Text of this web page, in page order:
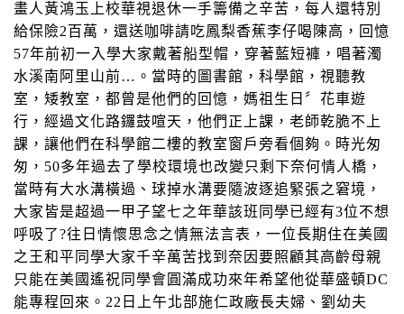
畫人黃鴻玉上校華視退休一手籌備之辛苦，每人還特別
給保險2百萬，還送咖啡請吃鳳梨香蕉李仔喝陳高，回憶
57年前初一入學大家戴著船型帽，穿著藍短褲，唱著濁
水溪南阿里山前… 。當時的圖書館，科學館，視聽教
室，矮教室，都曾是他們的回憶，媽祖生日〞花車遊
行，經過文化路鑼鼓喧天，他們正上課，老師乾脆不上
課，讓他們在科學館二樓的教室窗戶旁看個夠。時光匆
匆， 50多年過去了學校環境也改變只剩下奈何情人橋，
當時有大水溝橫過、球掉水溝要隨波逐追緊張之窘境，
大家皆是超過一甲子望七之年華該班同學已經有3位不想
呼吸了?往日情懷思念之情無法言表，一位長期住在美國
之王和平同學大家千辛萬苦找到奈因要照顧其高齡母親
只能在美國遙祝同學會圓滿成功來年希望他從華盛頓DC
能專程回來。 22 日上午北部施仁政廠長夫婦、劉幼夫